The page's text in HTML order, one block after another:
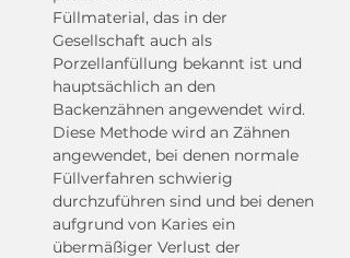
Füllmaterial, das in der
Gesellschaft auch als
Porzellanfüllung bekannt ist und
hauptsächlich an den
Backenzähnen angewendet wird.
Diese Methode wird an Zähnen
angewendet, bei denen normale
Füllverfahren schwierig
durchzuführen sind und bei denen
aufgrund von Karies ein
übermäßiger Verlust der